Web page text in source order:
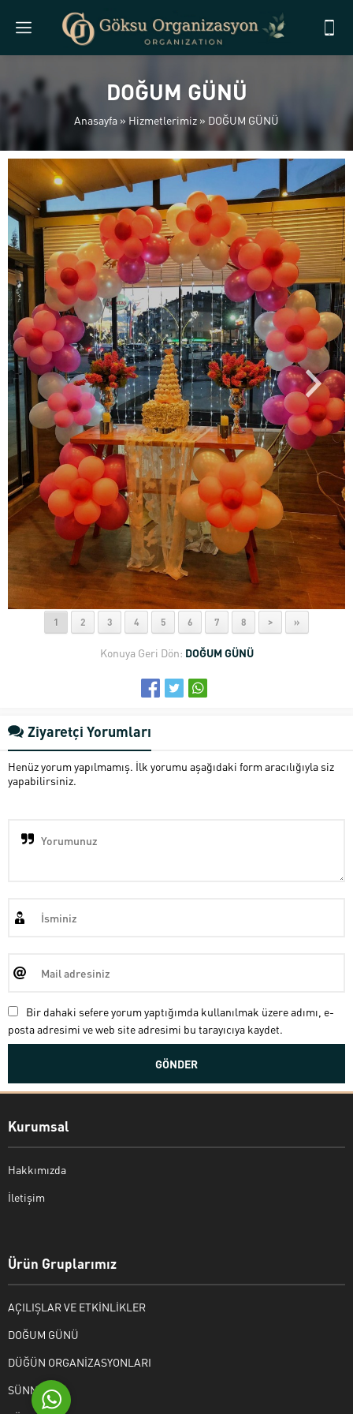
DOĞUM GÜNÜ
Anasayfa »Hizmetlerimiz » DOĞUM GÜNÜ
1 2 3 4 5 6 7 8 > »
Konuya Geri Dön: DOĞUM GÜNÜ
Ziyaretçi Yorumları
Henüz yorum yapılmamış. İlk yorumu aşağıdaki form aracılığıyla siz
yapabilirsiniz.
Bir dahaki sefere yorum yaptığımda kullanılmak üzere adımı, e-
posta adresimi ve web site adresimi bu tarayıcıya kaydet.
Kurumsal
Hakkımızda
İletişim
Ürün Gruplarımız
AÇILIŞLAR VE ETKİNLİKLER
DOĞUM GÜNÜ
DÜĞÜN ORGANİZASYONLARI
SÜNNET